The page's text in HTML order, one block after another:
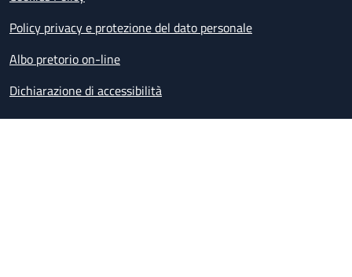
Policy privacy e protezione del dato personale
Albo pretorio on-line
Dichiarazione di accessibilità